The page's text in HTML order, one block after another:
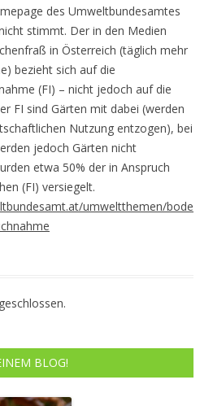
des Umweltbundesamtes
stimmt. Der in den Medien
in Österreich (täglich mehr
bezieht sich auf die
(FI) – nicht jedoch auf die
FI sind Gärten mit dabei (werden
Nutzung entzogen), bei
jedoch Gärten nicht
etwa 50% der in Anspruch
(FI) versiegelt.
umweltthemen/bode
BLOG!